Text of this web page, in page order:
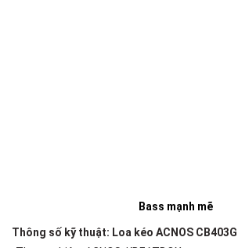
Bass mạnh mẽ
Thông số kỹ thuật: Loa kéo ACNOS CB403G